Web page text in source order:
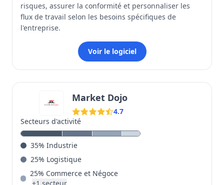
risques, assurer la conformité et personnaliser les
flux de travail selon les besoins spécifiques de
l'entreprise.
Voir le logiciel
Market Dojo
4.7
Secteurs d'activité
35% Industrie
25% Logistique
25% Commerce et Négoce